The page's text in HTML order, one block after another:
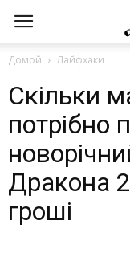
Домой Лайфхаки
Скільки
потрібно
Дракона
гроші